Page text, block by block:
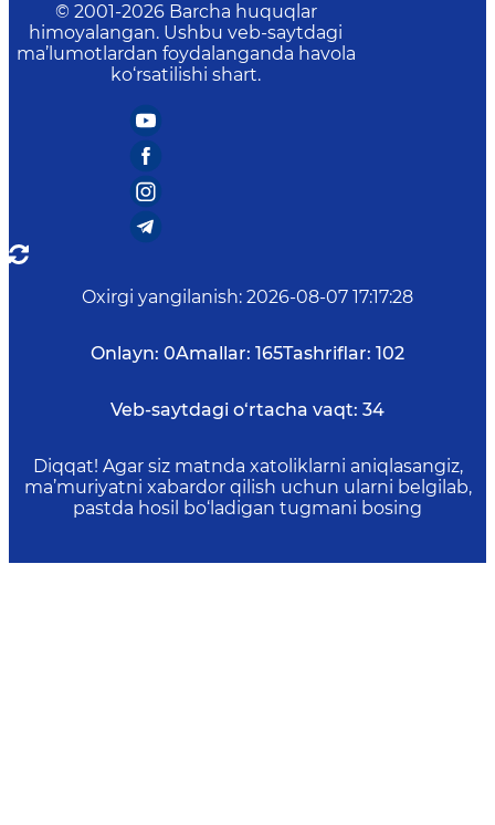
© 2001-2026 Barcha huquqlar
himoyalangan. Ushbu veb-saytdagi
ma’lumotlardan foydalanganda havola
ko‘rsatilishi shart.
Oxirgi yangilanish: 2026-08-07 17:17:28
Onlayn: 0Amallar: 165Tashriflar: 102
Veb-saytdagi o‘rtacha vaqt: 34
Diqqat! Agar siz matnda xatoliklarni aniqlasangiz,
ma’muriyatni xabardor qilish uchun ularni belgilab,
pastda hosil bo‘ladigan tugmani bosing